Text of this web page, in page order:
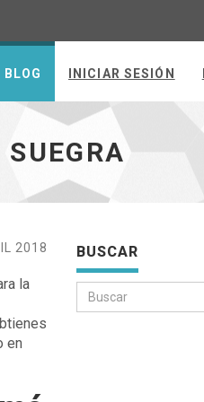
BLOG INICIAR SESIÓN
2018
la
en
BUSCAR